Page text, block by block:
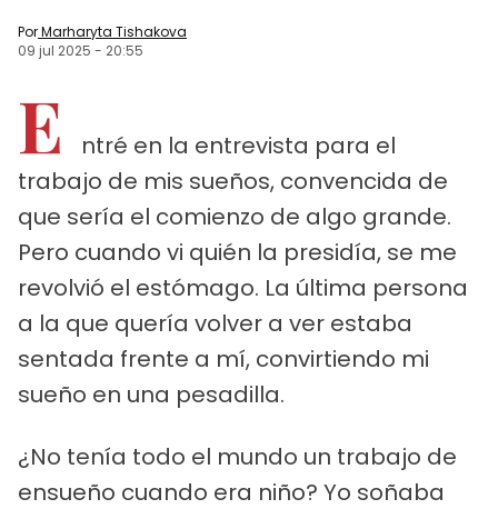
PorMarharyta Tishakova
09 jul 2025 - 20:55
E
ntré en la entrevista para el
trabajo de mis sueños, convencida de
que sería el comienzo de algo grande.
Pero cuando vi quién la presidía, se me
revolvió el estómago. La última persona
a la que quería volver a ver estaba
sentada frente a mí, convirtiendo mi
sueño en una pesadilla.
¿No tenía todo el mundo un trabajo de
ensueño cuando era niño? Yo soñaba